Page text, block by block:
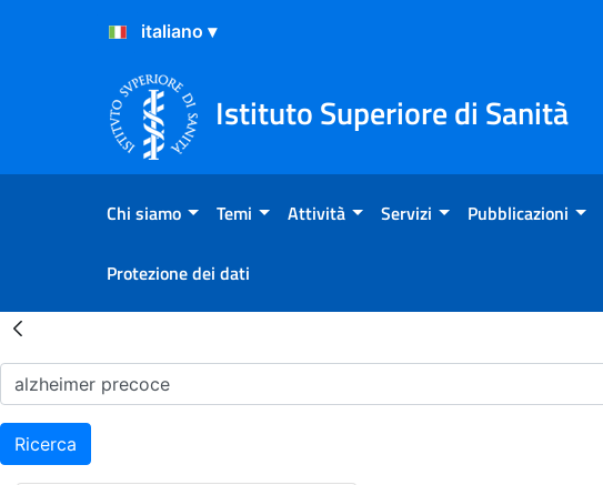
Salta al Contenuto
Salta al Footer
Istituto Superiore di Sanità
Chi siamo Temi Attività Servizi Pubblicazioni
Protezione dei dati
Risultati della Ricerca - Home
Ricerca